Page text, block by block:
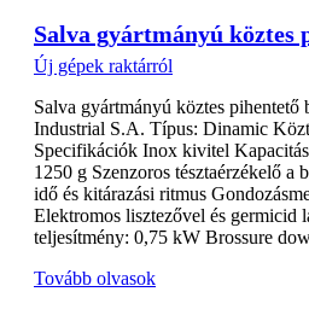
Salva gyártmányú köztes
Új gépek raktárról
Salva gyártmányú köztes pihentető
Industrial S.A. Típus: Dinamic
Specifikációk Inox kivitel
1250 g Szenzoros tésztaérzékelő a
idő és kitárazási ritmus
Elektromos lisztezővel és germicid
teljesítmény: 0,75 kW Brossure
Tovább olvasok